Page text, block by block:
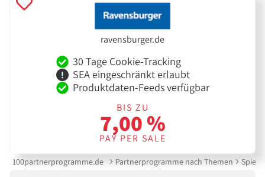
ravensburger.de
30 Tage Cookie-Tracking
SEA eingeschränkt erlaubt
Produktdaten-Feeds verfügbar
BIS ZU
7,00 %
PAY PER SALE
100partnerprogramme.de Partnerprogramme nach Themen